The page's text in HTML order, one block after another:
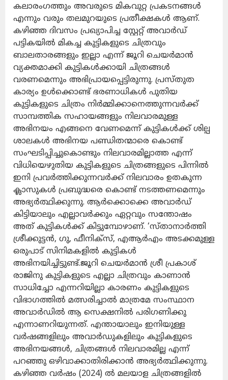
കലാരംഗത്തും അവരുടെ മികവുറ്റ പ്രകടനങ്ങൾ
എന്നും വരും തലമുറയുടെ പ്രതീക്ഷകൾ ആണ്.
കഴിഞ്ഞ ദിവസം പ്രഖ്യാപിച്ച സ്റ്റേറ്റ് അവാർഡ്
പട്ടികയിൽ മികച്ച കുട്ടികളുടെ ചിത്രവും
ബാലതാരങ്ങളും ഇല്ലാ എന്ന് ജൂറി ചെയർമാൻ
വ്യക്തമാക്കി കുട്ടികൾക്കായി ചിത്രങ്ങൾ
വരണമെന്നും അഭിപ്രായപ്പെട്ടിരുന്നു. പ്രസ്തുത
കാര്യം ഉൾക്കൊണ്ട് ഭരണാധികൾ പുതിയ
കുട്ടികളുടെ ചിത്രം നിർമ്മിക്കാനെത്തുന്നവർക്ക്
സാമ്പത്തിക സഹായങ്ങളും നിലവാരമുള്ള
അഭിനയം എങ്ങനെ വേണമെന്ന് കുട്ടികൾക്ക് ശില്പ
ശാലകൾ അഭിനയ പണ്ഡിതന്മാരെ കൊണ്ട്
സംഘടിപ്പിച്ചുകൊണ്ടും നിലവാരമില്ലാത്ത എന്ന്
വിധിയെഴുതിയ കുട്ടികളുടെ ചിത്രങ്ങളുടെ പിന്നിൽ
ഇനി പ്രവർത്തിക്കുന്നവർക്ക് നിലവാരം ഉതകുന്ന
ക്ലാസുകൾ പ്രബുദ്ധരെ കൊണ്ട് നടത്തണമെന്നും
അഭ്യർത്ഥിക്കുന്നു. ആർക്കൊക്കെ അവാർഡ്
കിട്ടിയാലും എല്ലാവർക്കും ഏറ്റവും സന്തോഷം
അത് കുട്ടികൾക്ക് കിട്ടുമ്പോഴാണ്. ‘സ്താനാര്‍ത്തി
ശ്രീക്കുട്ടന്‍, ഗു, ഫീനിക്‌സ്, എആര്‍എം അടക്കമുള്ള
ഒരുപാട് സിനിമകളില്‍ കുട്ടികള്‍
അഭിനയിച്ചിട്ടുണ്ട്.ജൂറി ചെയർമാൻ ശ്രീ പ്രകാശ്
രാജിനു കുട്ടികളുടെ എല്ലാ ചിത്രവും കാണാൻ
സാധിച്ചോ എന്നറിയില്ലാ കാരണം കുട്ടികളുടെ
വിഭാഗത്തിൽ മത്സരിച്ചാൽ മാത്രമേ സംസ്ഥാന
അവാർഡിൽ ആ സെക്ഷനിൽ പരിഗണിക്കു
എന്നാണറിയുന്നത്. എന്തായാലും ഇനിയുള്ള
വർഷങ്ങളിലും അവാർഡുകളിലും കുട്ടികളുടെ
അഭിനയങ്ങൾ, ചിത്രങ്ങൾ നിലവാരമില്ല എന്ന്
പറഞ്ഞു ഒഴിവാക്കാതിരിക്കാൻ അഭ്യർത്ഥിക്കുന്നു.
കഴിഞ്ഞ വർഷം (2024) ൽ മലയാള ചിത്രങ്ങളിൽ